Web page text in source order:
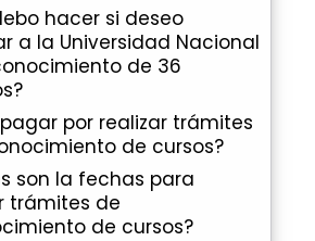
hacer si deseo
a la Universidad Nacional
de 36
por realizar trámites
de cursos?
son la fechas para
trámites de
de cursos?